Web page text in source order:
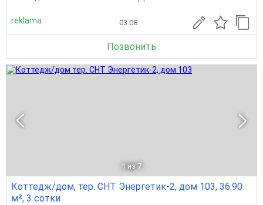
reklama 03.08
Позвонить
1 из 7
Коттедж/дом, тер. СНТ Энергетик-2, дом 103, 36.90
м², 3 сотки